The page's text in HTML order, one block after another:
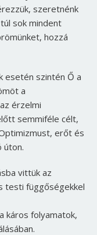
szeretnénk
sok mindent
hozzá
esetén szintén Ő a
a
érzelmi
semmiféle célt,
erőt és
úton.
vittük az
testi függőségekkel
káros folyamatok,